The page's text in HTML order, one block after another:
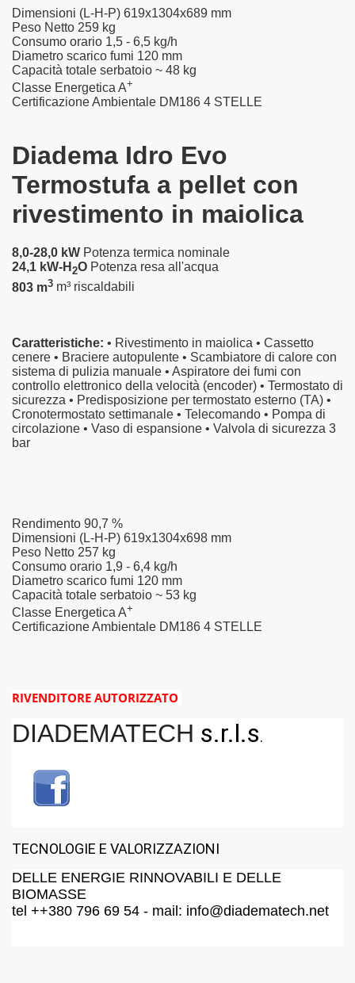
Dimensioni (L-H-P) 619x1304x689 mm
Peso Netto 259 kg
Consumo orario 1,5 - 6,5 kg/h
Diametro scarico fumi 120 mm
Capacità totale serbatoio ~ 48 kg
Classe Energetica A+
Certificazione Ambientale DM186 4 STELLE
Diadema Idro Evo
Termostufa a pellet con
rivestimento in maiolica
8,0-28,0 kW Potenza termica nominale
24,1 kW-H 2O Potenza resa all'acqua
803 m3 m³ riscaldabili
Caratteristiche: • Rivestimento in maiolica • Cassetto
cenere • Braciere autopulente • Scambiatore di calore con
sistema di pulizia manuale • Aspiratore dei fumi con
controllo elettronico della velocità (encoder) • Termostato di
sicurezza • Predisposizione per termostato esterno (TA) •
Cronotermostato settimanale • Telecomando • Pompa di
circolazione • Vaso di espansione • Valvola di sicurezza 3
bar
Rendimento 90,7 %
Dimensioni (L-H-P) 619x1304x698 mm
Peso Netto 257 kg
Consumo orario 1,9 - 6,4 kg/h
Diametro scarico fumi 120 mm
Capacità totale serbatoio ~ 53 kg
Classe Energetica A+
Certificazione Ambientale DM186 4 STELLE
RIVENDITORE AUTORIZZATO
DIADEMATECH s.r.l.s.
TECNOLOGIE E VALORIZZAZIONI
DELLE ENERGIE RINNOVABILI E DELLE
BIOMASSE
tel ++380 796 69 54 - mail: info@diadematech.net